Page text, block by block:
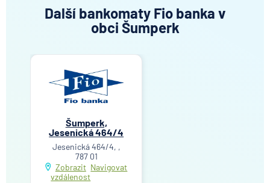
Další bankomaty Fio banka v
obci Šumperk
Šumperk,
Jesenická 464/4
Jesenická 464/4, ,
787 01
Zobrazit
vzdálenost
Navigovat